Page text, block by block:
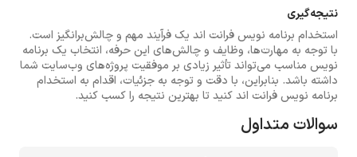
نتیجه‌گیری
استخدام برنامه نویس فرانت اند یک فرآیند مهم و چالش‌برانگیز است.
با توجه به مهارت‌ها، وظایف و چالش‌های این حرفه، انتخاب یک برنامه
نویس مناسب می‌تواند تأثیر زیادی بر موفقیت پروژه‌های وب‌سایت شما
داشته باشد. بنابراین، با دقت و توجه به جزئیات، اقدام به استخدام
برنامه نویس فرانت اند کنید تا بهترین نتیجه را کسب کنید.
سوالات متداول